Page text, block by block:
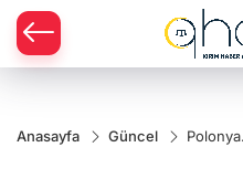
Anasayfa Güncel
Polonya